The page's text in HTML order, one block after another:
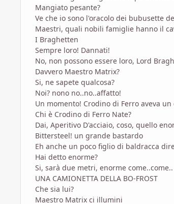
Mangiato pesante?
Ve che io sono l'oracolo dei bubusette
Maestri, quali nobili famiglie hanno il
I Braghetten
Sempre loro! Dannati!
No, non possono essere loro, Lord
Davvero Maestro Matrix?
Si, ne sapete qualcosa?
Noi? nono no..no..affatto!
Un momento! Crodino di Ferro aveva
Chi è Crodino di Ferro Nate?
Dai, Aperitivo D'acciaio, coso, quello
Bittersteel! un grande bastardo
Eh anche un poco figlio di baldracca
Hai detto enorme?
Si, sarà due metri, enorme come..come..
UNA CAMIONETTA DELLA BO-FROST
Che sia lui?
Maestro Matrix ci illumini